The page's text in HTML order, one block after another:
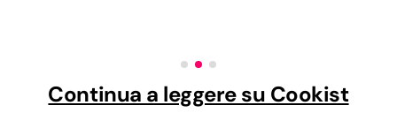
Continua a leggere su Cookist